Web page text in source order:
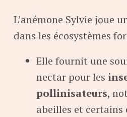
L’anémone Sylvie joue
dans les écosystèmes
Elle fournit une
nectar pour les
pollinisateurs,
abeilles et certains